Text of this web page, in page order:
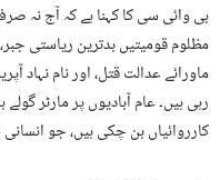
بی وائی سی کا کہنا ہے کہ آج نہ
مظلوم قومیتیں بدترین ریاستی
ماورائے عدالت قتل، اور نام نہاد
رہی ہیں۔ عام آبادیوں پر مارٹر
کارروائیاں بن چکی ہیں، جو